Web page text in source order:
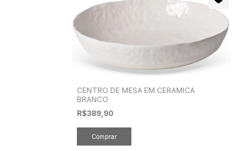
CENTRO DE MESA EM CERAMICA
BRANCO
R$389,90